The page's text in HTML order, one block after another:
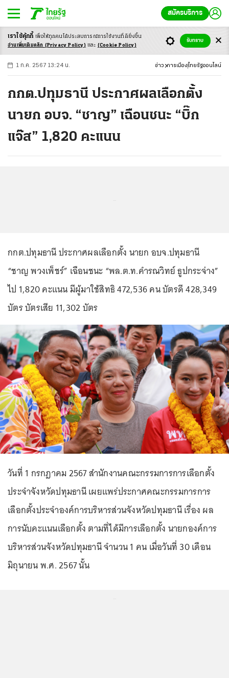
สมัครบริการ
-ก ก ก+
1 ก.ค. 2567 13:24 น. ข่าว การเมือง ไทยรัฐออนไลน์
กกต.ปทุมธานี ประกาศผลเลือกตั้ง
นายก อบจ. “ชาญ” เฉือนชนะ “บิ๊ก
แจ๊ส” 1,820 คะแนน
กกต.ปทุมธานี ประกาศผลเลือกตั้ง นายก อบจ.ปทุมธานี
“ชาญ พวงเพ็ชร์” เฉือนชนะ “พล.ต.ท.คำรณวิทย์ ธูปกระจ่าง”
ไป 1,820 คะแนน มีผู้มาใช้สิทธิ 472,536 คน บัตรดี 428,349
บัตร บัตรเสีย 11,302 บัตร
วันที่ 1 กรกฎาคม 2567 สำนักงานคณะกรรมการการเลือกตั้ง
ประจำจังหวัดปทุมธานี เผยแพร่ประกาศคณะกรรมการการ
เลือกตั้งประจำองค์การบริหารส่วนจังหวัดปทุมธานี เรื่อง ผล
การนับคะแนนเลือกตั้ง ตามที่ได้มีการเลือกตั้ง นายกองค์การ
บริหารส่วนจังหวัดปทุมธานี จำนวน 1 คน เมื่อวันที่ 30 เดือน
มิถุนายน พ.ศ. 2567 นั้น
เราใช้คุ้กกี้ เพื่อให้ทุกคนได้ประสบการณ์การใช้งานที่ดียิ่งขึ้น
อ่านเพิ่มเติมคลิก (Privacy Policy) และ (Cookie Policy)
รับทราบ